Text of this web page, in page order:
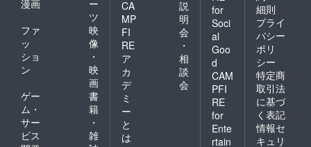
（リンクトゥミャンマーが
支援するミャンマー・ラカ
イン州孤児院）（１）在日
ミャンマー人定住支援
（２）文化交流（３）国際
協力NPOリンクトゥミャン
マーは、上記３つの主要事
し、プロジェクトを開始し
てみると、予想していたよ
り支援者が集まらない…と
いう状態に陥りました。
SNSなどを活用してシェア
してみたものの、あまり伸
びず、結局最後まで有効な
漫画
ー
ツ
ファ
ッ
ショ
ン
映
像
・
映
画
ゲー
ム・
サー
ビス
書
籍
・
雑
CA
MP
FI
RE
ア
カ
デ
ミ
ー
と
は
説
明
会
・
相
談
会
for
Soci
al
Goo
d
CAM
PFI
RE
for
Ente
rtain
細則
プライ
バシー
ポリ
シー
特定商
取引法
に基づ
く表記
情報セ
キュリ